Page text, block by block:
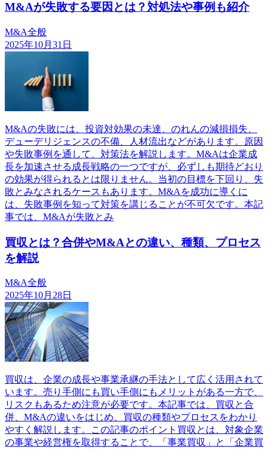
M&Aが失敗する要因とは？対処法や事例も紹介
M&A全般
2025年10月31日
M&Aの失敗には、投資対効果の未達、のれんの減損損失、
デューデリジェンスの不備、人材流出などがあります。原因
や失敗事例を通して、対策法を解説します。M&Aは企業成
長を加速させる成長戦略の一つですが、必ずしも期待どおり
の効果が得られるとは限りません。当初の目標を下回り、失
敗とみなされるケースもあります。M&Aを成功に導くに
は、失敗事例を知って対策を講じることが不可欠です。本記
事では、M&Aが失敗とみ
買収とは？合併やM&Aとの違い、種類、プロセス
を解説
M&A全般
2025年10月28日
買収は、企業の成長や事業承継の手法として広く活用されて
います。売り手側にも買い手側にもメリットがある一方で、
リスクもあるため注意が必要です。本記事では、買収と合
併、M&Aの違いをはじめ、買収の種類やプロセスをわかり
やすく解説します。この記事のポイント買収とは、対象企業
の事業や経営権を取得することで、「事業買収」と「企業買